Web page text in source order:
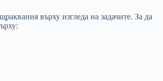
върху изгледа на задачите. За да